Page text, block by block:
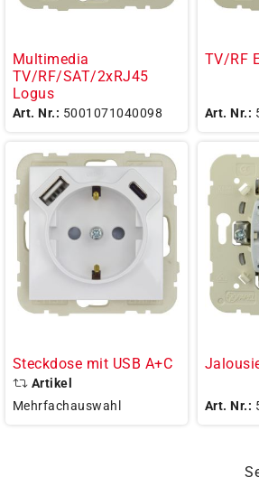
Multimedia
TV/RF/SAT/2xRJ45
Logus
Art. Nr.: 5001071040098
TV/RF
Art. Nr.:
Steckdose mit USB A+C
Artikel
Mehrfachauswahl
Art. Nr.: